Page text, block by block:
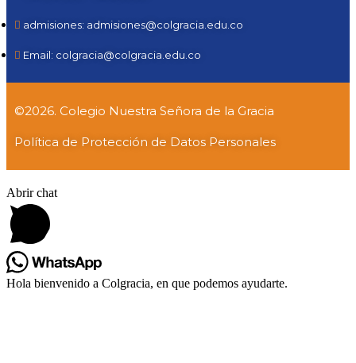
admisiones: admisiones@colgracia.edu.co
Email: colgracia@colgracia.edu.co
©2026. Colegio Nuestra Señora de la Gracia
Política de Protección de Datos Personales
Abrir chat
Hola bienvenido a Colgracia, en que podemos ayudarte.